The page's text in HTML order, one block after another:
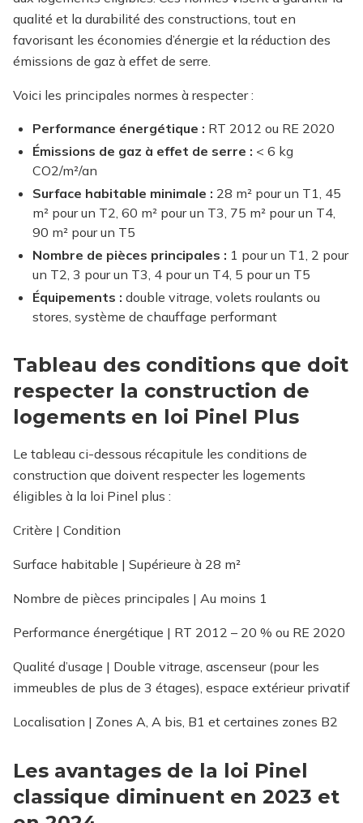
qualité et la durabilité des constructions, tout en
favorisant les économies d’énergie et la réduction des
émissions de gaz à effet de serre.
Voici les principales normes à respecter :
Performance énergétique : RT 2012 ou RE 2020
Émissions de gaz à effet de serre : < 6 kg
CO2/m²/an
Surface habitable minimale : 28 m² pour un T1, 45
m² pour un T2, 60 m² pour un T3, 75 m² pour un T4,
90 m² pour un T5
Nombre de pièces principales : 1 pour un T1, 2 pour
un T2, 3 pour un T3, 4 pour un T4, 5 pour un T5
Équipements : double vitrage, volets roulants ou
stores, système de chauffage performant
Tableau des conditions que doit
respecter la construction de
logements en loi Pinel Plus
Le tableau ci-dessous récapitule les conditions de
construction que doivent respecter les logements
éligibles à la loi Pinel plus :
Critère | Condition
Surface habitable | Supérieure à 28 m²
Nombre de pièces principales | Au moins 1
Performance énergétique | RT 2012 – 20 % ou RE 2020
Qualité d’usage | Double vitrage, ascenseur (pour les
immeubles de plus de 3 étages), espace extérieur privatif
Localisation | Zones A, A bis, B1 et certaines zones B2
Les avantages de la loi Pinel
classique diminuent en 2023 et